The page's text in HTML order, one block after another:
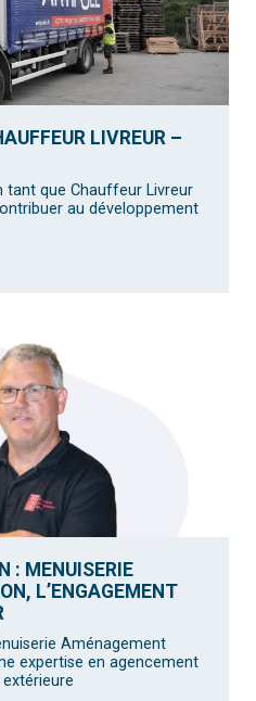
LIVREUR –
tant que Chauffeur Livreur
au développement
: MENUISERIE
L’ENGAGEMENT
Aménagement
expertise en agencement